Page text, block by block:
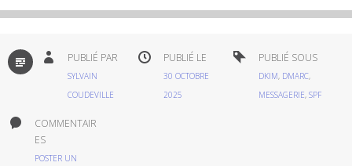
Aller
contenu
principal
PAR
DÉFAUT
PUBLIÉ PAR
SYLVAIN
COUDEVILLE
PUBLIÉ LE
30 OCTOBRE
2025
PUBLIÉ SOUS
DKIM, DMARC,
MESSAGERIE,SPF
COMMENTAIR
ES
POSTER UN